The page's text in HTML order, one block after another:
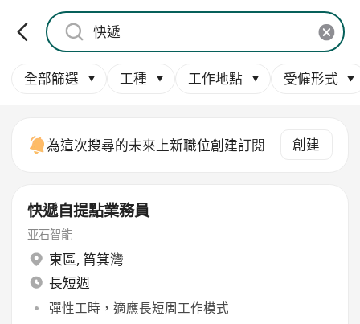
全部篩選 工種 工作地點 受僱形式
為這次搜尋的未來上新職位創建訂閱 創建
快遞自提點業務員
亚石智能
東區, 筲箕灣
長短週
彈性工時，適應長短周工作模式